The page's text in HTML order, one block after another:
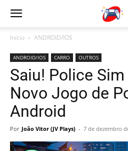
Início ANDROID/IOS
ANDROID/IOS CARRO OUTROS
Saiu! Police
Novo Jogo de
Android
Por João Vitor (JV Plays) - 7 de dezembro